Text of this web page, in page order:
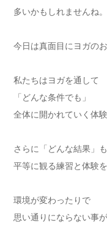
多いかもしれませんね。
今日は真面目にヨガのお
私たちはヨガを通して
「どんな条件でも」
全体に開かれていく体
さらに「どんな結果」も
平等に観る練習と体験
環境が変わったりで
思い通りにならない事